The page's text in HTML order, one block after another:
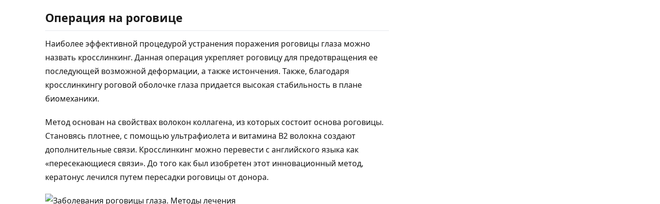
Операция на роговице
Наиболее эффективной процедурой устранения поражения роговицы глаза можно
назвать кросслинкинг. Данная операция укрепляет роговицу для предотвращения ее
последующей возможной деформации, а также истончения. Также, благодаря
кросслинкингу роговой оболочке глаза придается высокая стабильность в плане
биомеханики.
Метод основан на свойствах волокон коллагена, из которых состоит основа роговицы.
Становясь плотнее, с помощью ультрафиолета и витамина В2 волокна создают
дополнительные связи. Кросслинкинг можно перевести с английского языка как
«пересекающиеся связи». До того как был изобретен этот инновационный метод,
кератонус лечился путем пересадки роговицы от донора.